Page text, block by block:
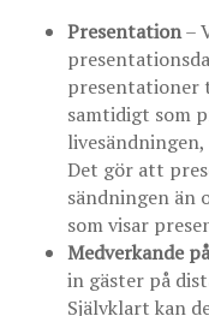
Presentation–
presentationer
samtidigt som
Det gör att
sändningen än
som visar
Medverkande
in gäster på
Självklart kan